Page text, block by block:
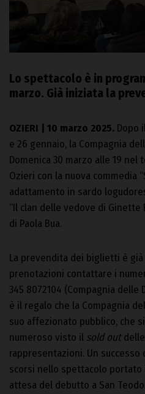
Lo spettacolo è in
marzo. Già iniziata la
OZIERI | 10 marzo 2025. Dopo
e 26 gennaio, la Compagnia
Domenica 30 marzo alle 19 nel
Ozieri con la nuova commedia
adattamento in sardo
“Il clan delle vedove di Ginette
di Paola Bua.
La prevendita dei biglietti è
prenotazioni contattare i
345 8072104 (Compagnia
è il regalo che la Compagnia
suo affezionato pubblico, che
numeroso visto il sold outdelle
rappresentazioni. Un
scorsi nello spettacolo portato
attesa del debutto a San